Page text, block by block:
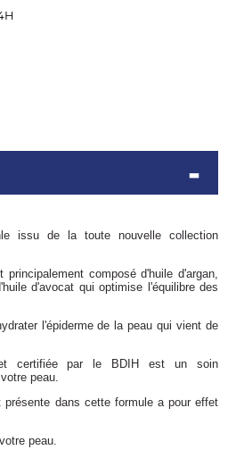
issu de la toute nouvelle collection
composé d'huile d'argan,
d'avocat qui optimise l'équilibre des
l'épiderme de la peau qui vient de
certifiée par le BDIH est un soin
peau.
présente dans cette formule a pour effet
peau.